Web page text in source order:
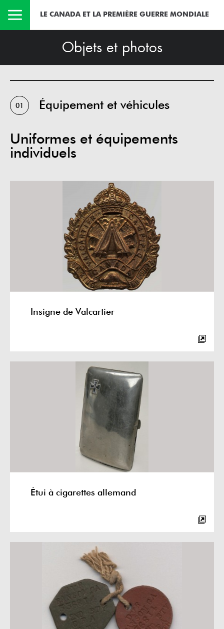
LE CANADA ET LA PREMIÈRE GUERRE MONDIALE
Objets et photos
01 Équipement et véhicules
Uniformes et équipements
individuels
Insigne de Valcartier
Étui à cigarettes allemand